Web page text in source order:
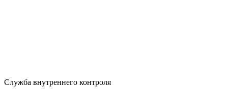
Служба внутреннего контроля